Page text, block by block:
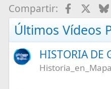
Compartir: Facebook
Últimos Vídeos
HISTORIA DE